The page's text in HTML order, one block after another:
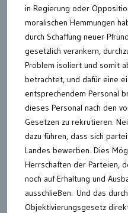
in Regierung oder
moralischen Hemmungen
durch Schaffung neuer
gesetzlich verankern,
Problem isoliert und somit
betrachtet, und dafür eine
entsprechendem Personal
dieses Personal nach den
Gesetzen zu rekrutieren.
dazu führen, dass sich
Landes bewerben. Dies
Herrschaften der Parteien,
noch auf Erhaltung und
ausschließen. Und das
Objektivierungsgesetz